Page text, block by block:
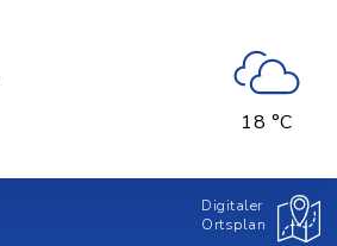
18 °C
Digitaler
Ortsplan